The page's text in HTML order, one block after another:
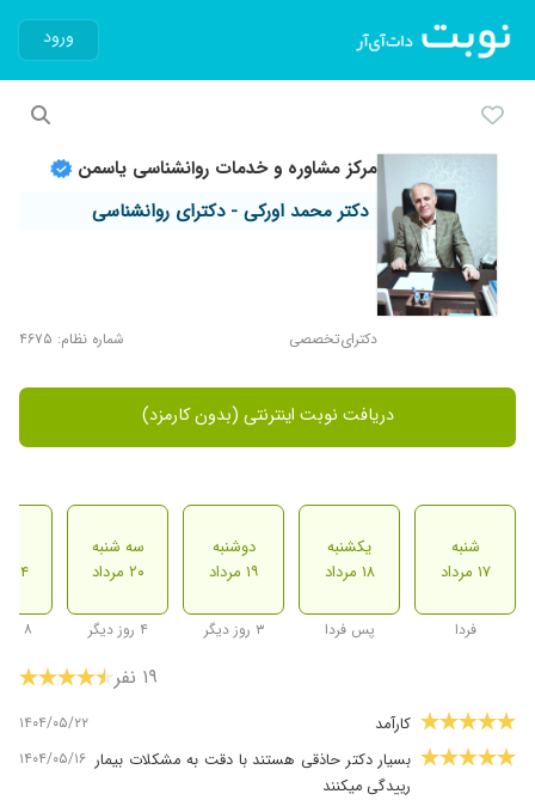
ورود
مرکز مشاوره و خدمات روانشناسی یاسمن
دکتر محمد اورکی - دکترای روانشناسی
دکترای‌تخصصی شماره نظام: ۴۶۷۵
دریافت نوبت اینترنتی (بدون کارمزد)
شنبه
۱۷ مرداد
فردا
یکشنبه
۱۸ مرداد
پس فردا
دوشنبه
۱۹ مرداد
۳ روز دیگر
سه شنبه
۲۰ مرداد
۴ روز دیگر
۲۴ مرداد
۸ روز دیگر
۱۹ نفر
کارآمد ۱۴۰۴/۰۵/۲۲
بسیار دکتر حاذقی هستند با دقت به مشکلات بیمار
رییدگی میکنند
۱۴۰۴/۰۵/۱۶